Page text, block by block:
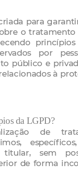
para
o tratamento
por
público e
à
da LGPD?
de
sem
de forma